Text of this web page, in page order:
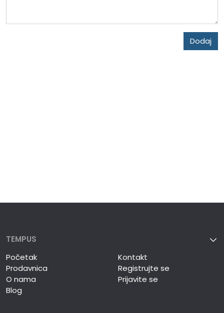
Dodaj
TEMPUS
Početak
Prodavnica
O nama
Blog
Kontakt
Registrujte se
Prijavite se